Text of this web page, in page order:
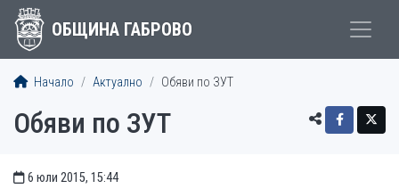
ОБЩИНА ГАБРОВО
Начало Актуално Обяви по ЗУТ
Обяви по ЗУТ
6 юли 2015, 15:44